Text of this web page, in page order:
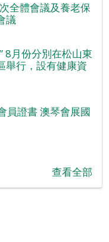
全體會議及養老保
議
8月份分別在松山東
舉行，設有健康資
員證書 澳琴會展國
查看全部